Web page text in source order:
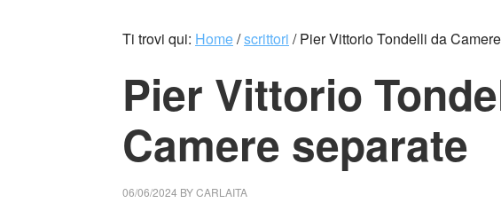
Ti trovi qui: Home/scrittori /Pier Vittorio Tondelli da
Pier Vittorio
Camere separate
06/06/2024 BYCARLAITA